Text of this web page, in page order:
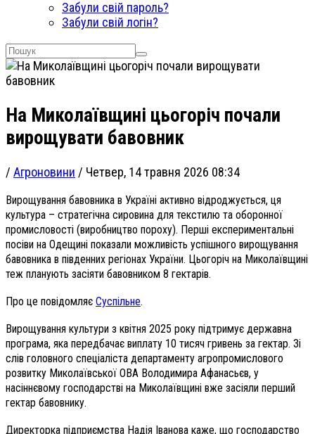
Забули свій пароль?
Забули свій логін?
На Миколаївщині цьогоріч почали
вирощувати бавовник
/ Агроновини / Четвер, 14 травня 2026 08:34
Вирощування бавовника в Україні активно відроджується, ця
культура – стратегічна сировина для текстилю та оборонної
промисловості (виробництво пороху). Перші експериментальні
посіви на Одещині показали можливість успішного вирощування
бавовника в південних регіонах України. Цьогоріч на Миколаївщині
теж планують засіяти бавовником 8 гектарів.
Про це повідомляє Суспільне.
Вирощування культури з квітня 2025 року підтримує державна
програма, яка передбачає виплату 10 тисяч гривень за гектар. Зі
слів головного спеціаліста департаменту агропромислового
розвитку Миколаївської ОВА Володимира Афанасьєв, у
насіннєвому господарстві на Миколаївщині вже засіяли перший
гектар бавовнику.
Директорка підприємства Надія Іванова каже, що господарство